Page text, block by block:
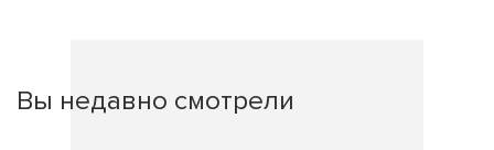
Вы недавно смотрели